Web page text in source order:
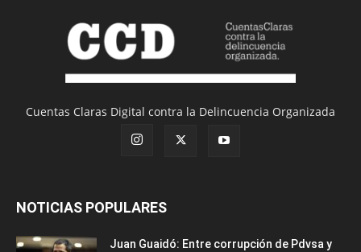
Cuentas Claras Digital contra la Delincuencia Organizada
NOTICIAS POPULARES
Juan Guaidó: Entre corrupción de Pdvsa y